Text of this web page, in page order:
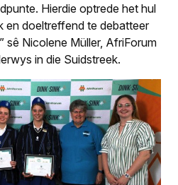
Hierdie optrede het hul
en doeltreffend te debatteer
sê Nicolene Müller, AfriForum
in die Suidstreek.